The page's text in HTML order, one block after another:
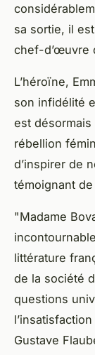
sa sortie, il
chef-d’œuvre
L’héroïne,
son infidélité
est
rébellion
d’inspirer de
témoignant
"Madame
littérature
de la société
questions
Gustave